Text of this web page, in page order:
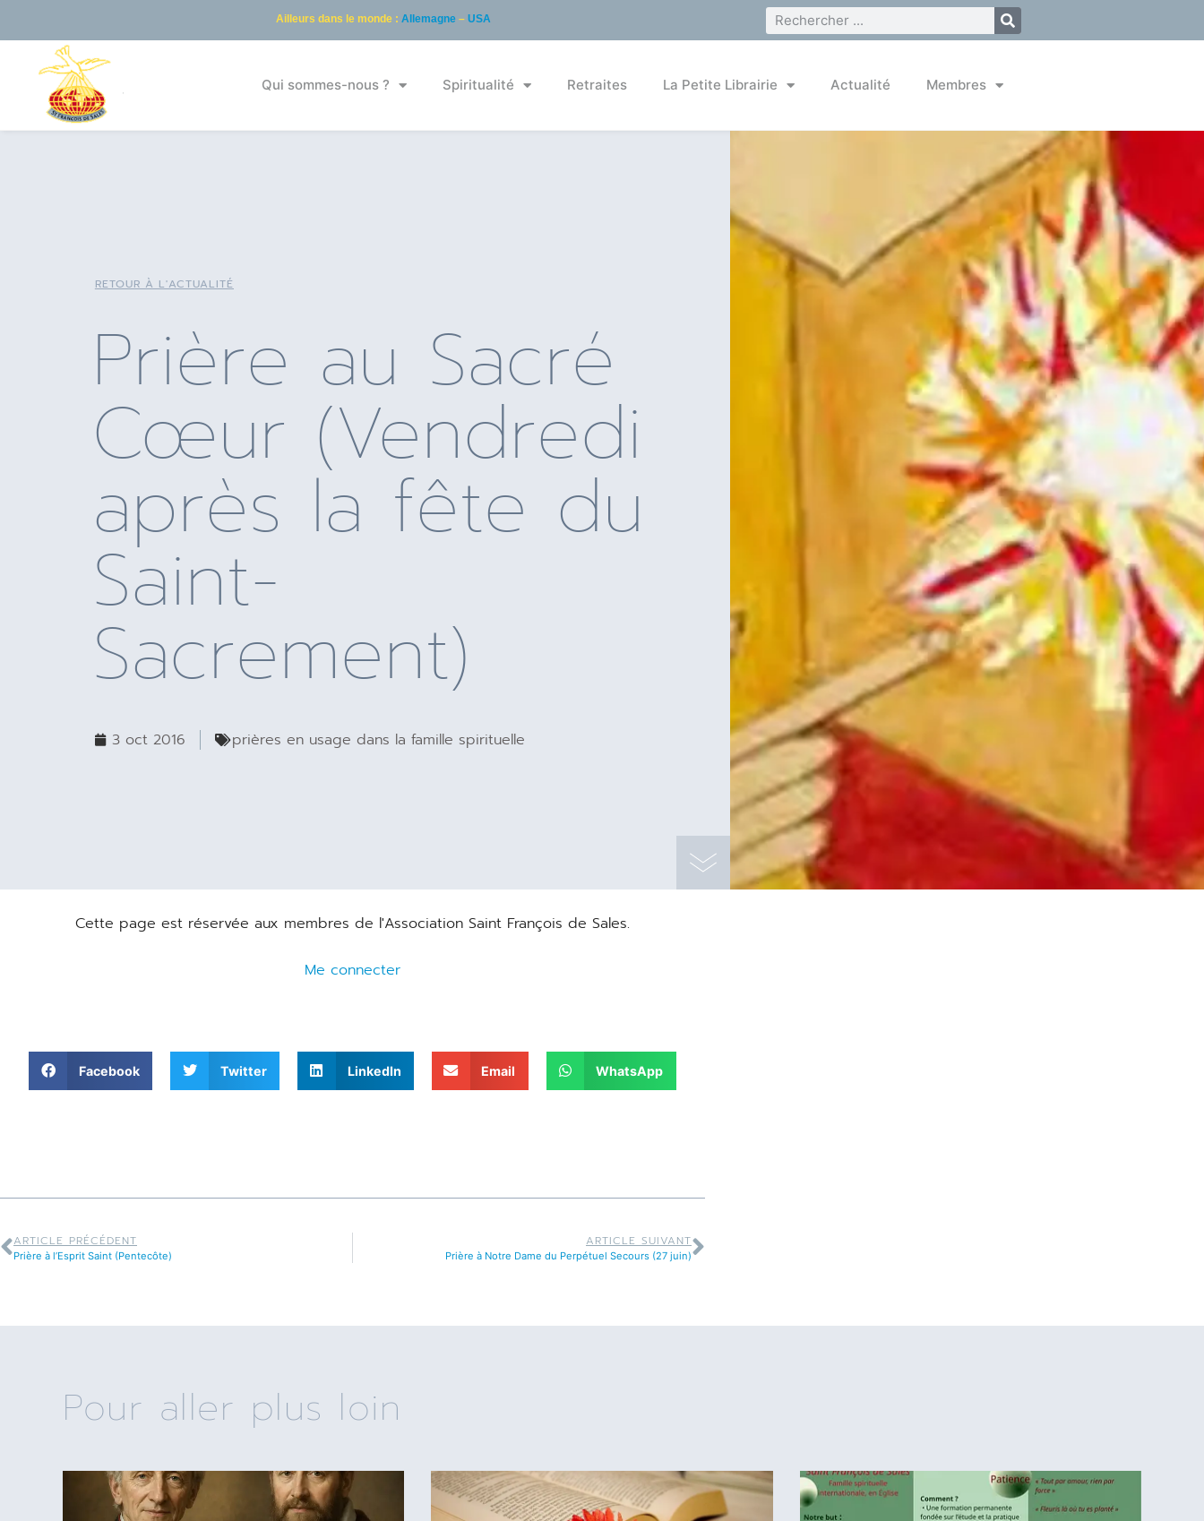
Ailleurs dans le monde : Allemagne– USA
Qui sommes-nous ? Spiritualité Retraites La Petite Librairie Actualité Membres
RETOUR À L'ACTUALITÉ
Prière au Sacré
Cœur (Vendredi
après la fête du
Saint-
Sacrement)
3 oct 2016 prières en usage dans la famille spirituelle
Cette page est réservée aux membres de l'Association Saint François de Sales.
Me connecter
Facebook Twitter LinkedIn Email WhatsApp
ARTICLE PRÉCÉDENT
Prière à l’Esprit Saint (Pentecôte)
ARTICLE SUIVANT
Prière à Notre Dame du Perpétuel Secours (27 juin)
Pour aller plus loin